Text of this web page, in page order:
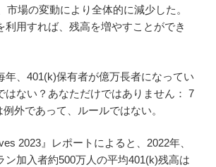
市場の変動により全体的に減少した。
利用すれば、残高を増やすことができ
年、401(k)保有者が億万長者になってい
はない？あなただけではありません： 7
外であって、ルールではない。
2023』レポートによると、2022年、
ン加入者約500万人の平均401(k)残高は